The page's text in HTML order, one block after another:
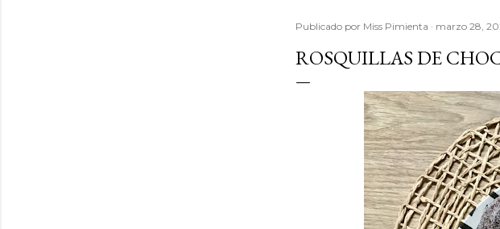
Publicado por Miss Pimienta marzo 28,
ROSQUILLAS DE